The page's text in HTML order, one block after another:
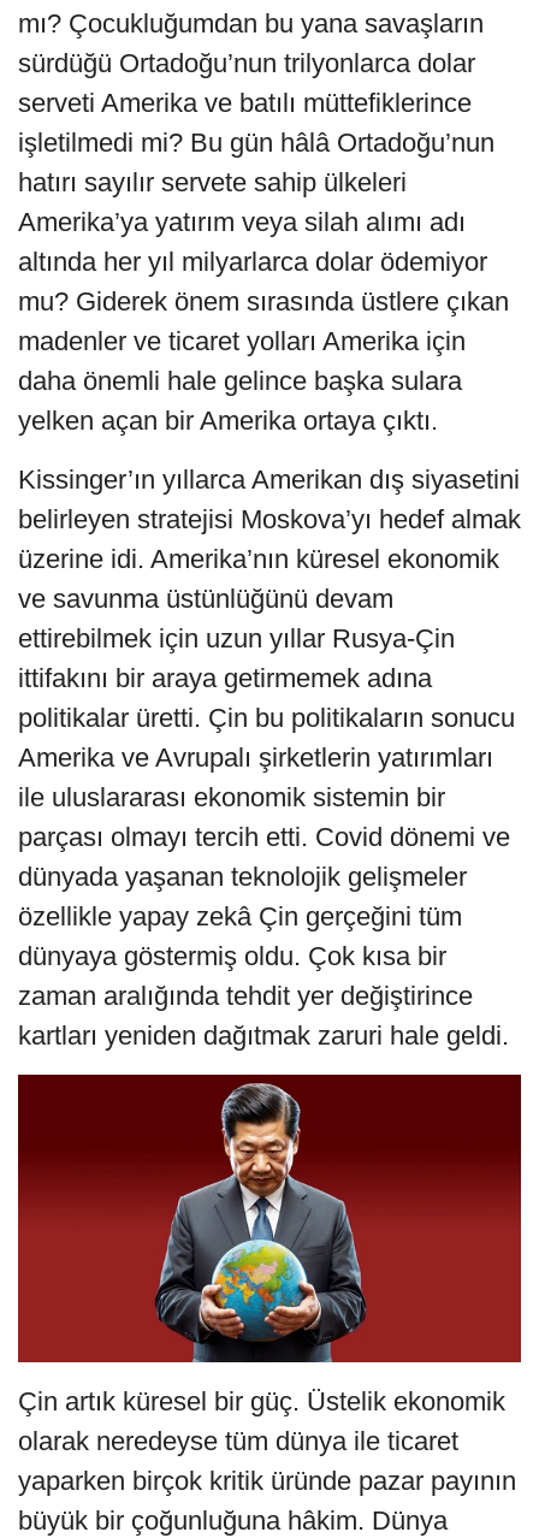
mı? Çocukluğumdan bu yana savaşların
sürdüğü Ortadoğu’nun trilyonlarca dolar
serveti Amerika ve batılı müttefiklerince
işletilmedi mi? Bu gün hâlâ Ortadoğu’nun
hatırı sayılır servete sahip ülkeleri
Amerika’ya yatırım veya silah alımı adı
altında her yıl milyarlarca dolar ödemiyor
mu? Giderek önem sırasında üstlere çıkan
madenler ve ticaret yolları Amerika için
daha önemli hale gelince başka sulara
yelken açan bir Amerika ortaya çıktı.
Kissinger’ın yıllarca Amerikan dış siyasetini
belirleyen stratejisi Moskova’yı hedef almak
üzerine idi. Amerika’nın küresel ekonomik
ve savunma üstünlüğünü devam
ettirebilmek için uzun yıllar Rusya-Çin
ittifakını bir araya getirmemek adına
politikalar üretti. Çin bu politikaların sonucu
Amerika ve Avrupalı şirketlerin yatırımları
ile uluslararası ekonomik sistemin bir
parçası olmayı tercih etti. Covid dönemi ve
dünyada yaşanan teknolojik gelişmeler
özellikle yapay zekâ Çin gerçeğini tüm
dünyaya göstermiş oldu. Çok kısa bir
zaman aralığında tehdit yer değiştirince
kartları yeniden dağıtmak zaruri hale geldi.
Çin artık küresel bir güç. Üstelik ekonomik
olarak neredeyse tüm dünya ile ticaret
yaparken birçok kritik üründe pazar payının
büyük bir çoğunluğuna hâkim. Dünya